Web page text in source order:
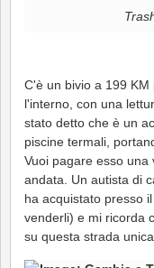
C'è un bivio a 199
l'interno, con una
stato detto che è un
piscine termali,
Vuoi pagare esso una
andata. Un autista di
ha acquistato presso
venderli) e mi ricorda
su questa strada